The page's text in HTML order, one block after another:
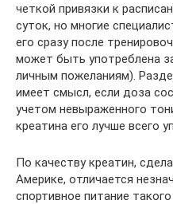
четкой привязки к
суток, но многие
его сразу после
может быть употреблена
личным пожеланиям).
имеет смысл, если доза
учетом невыраженного
креатина его лучше всего
По качеству креатин,
Америке, отличается
спортивное питание